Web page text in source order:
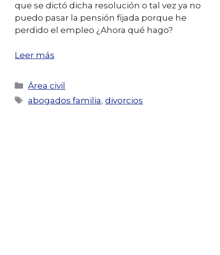
que se dictó dicha resolución o tal vez ya no
puedo pasar la pensión fijada porque he
perdido el empleo ¿Ahora qué hago?
Leer más
Categorías
Área civil
Etiquetas
abogados familia,divorcios